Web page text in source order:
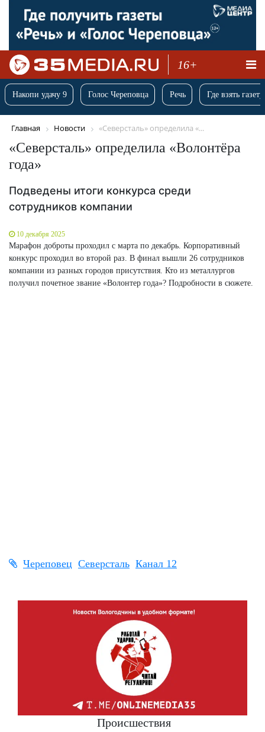
16+
Накопи удачу 9 Голос Череповца Речь Где взять
Главная Новости «Северсталь» определила «...
«Северсталь» определила «Волонтёра
года»
Подведены итоги конкурса среди
сотрудников компании
10 декабря 2025
Марафон доброты проходил с марта по декабрь. Корпоративный
конкурс проходил во второй раз. В финал вышли 26 сотрудников
компании из разных городов присутствия. Кто из металлургов
получил почетное звание «Волонтер года»? Подробности в сюжете.
Череповец Северсталь Канал 12
Происшествия